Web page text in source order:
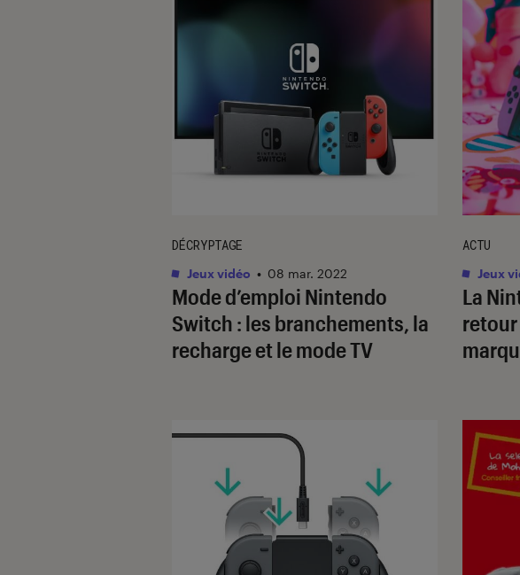
Mode d’emploi Nintendo
Switch : les branchements, la
recharge et le mode TV
DÉCRYPTAGE
Jeux vidéo • 08 mar. 2022
La
ACTU
Jeux